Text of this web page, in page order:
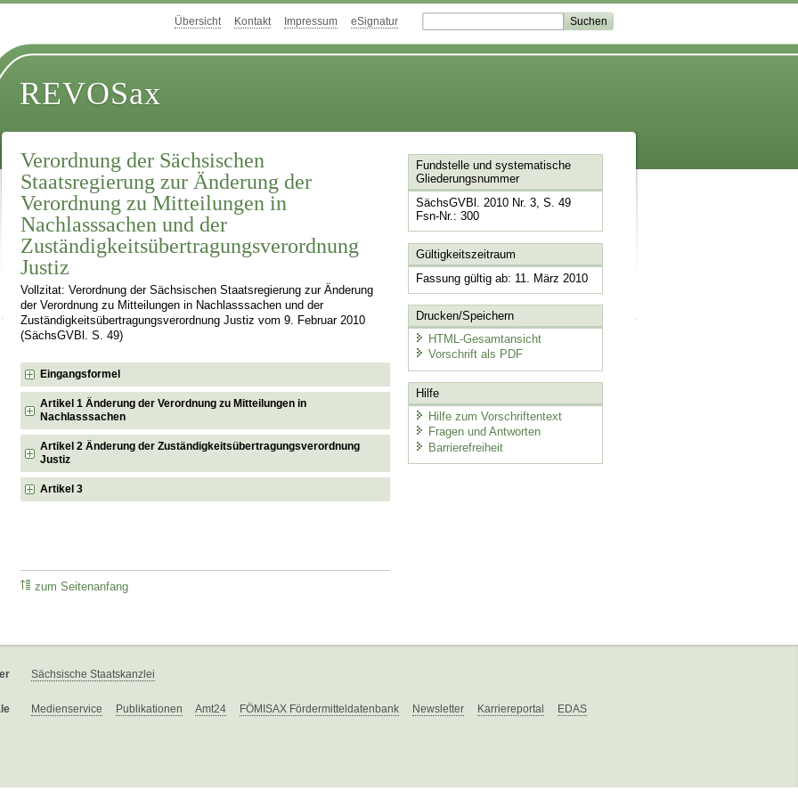
Übersicht Kontakt Impressum eSignatur
REVOSax
Verordnung der Sächsischen
Staatsregierung zur Änderung der
Verordnung zu Mitteilungen in
Nachlasssachen und der
Zuständigkeitsübertragungsverordnung
Justiz
Vollzitat: Verordnung der Sächsischen Staatsregierung zur Änderung
der Verordnung zu Mitteilungen in Nachlasssachen und der
Zuständigkeitsübertragungsverordnung Justiz vom 9. Februar 2010
(SächsGVBl. S. 49)
Eingangsformel
Artikel 1 Änderung der Verordnung zu Mitteilungen in
Nachlasssachen
Artikel 2 Änderung der Zuständigkeitsübertragungsverordnung
Justiz
Artikel 3
zum Seitenanfang
Fundstelle und systematische
Gliederungsnummer
SächsGVBl. 2010 Nr. 3, S. 49
Fsn-Nr.: 300
Gültigkeitszeitraum
Fassung gültig ab: 11. März 2010
Drucken/Speichern
HTML-Gesamtansicht
Vorschrift als PDF
Hilfe
Hilfe zum Vorschriftentext
Fragen und Antworten
Barrierefreiheit
Sächsische Staatskanzlei
Medienservice Publikationen Amt24 FÖMISAX Fördermitteldatenbank Newsletter Karriereportal EDAS